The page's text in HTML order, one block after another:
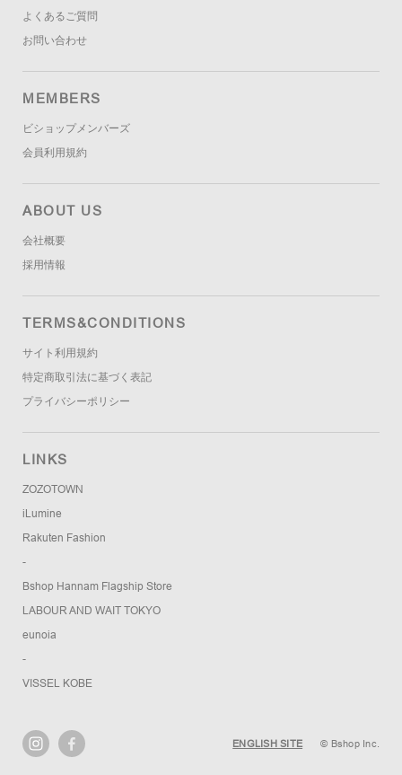
よくあるご質問
お問い合わせ
MEMBERS
ビショップメンバーズ
会員利用規約
ABOUT US
会社概要
採用情報
TERMS&CONDITIONS
サイト利用規約
特定商取引法に基づく表記
プライバシーポリシー
LINKS
ZOZOTOWN
iLumine
Rakuten Fashion
-
Bshop Hannam Flagship Store
LABOUR AND WAIT TOKYO
eunoia
-
VISSEL KOBE
ENGLISH SITE © Bshop Inc.